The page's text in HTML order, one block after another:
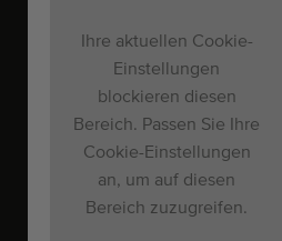
Ihre aktuellen Cookie-
Einstellungen
blockieren diesen
Bereich. Passen Sie Ihre
Cookie-Einstellungen
an, um auf diesen
Bereich zuzugreifen.